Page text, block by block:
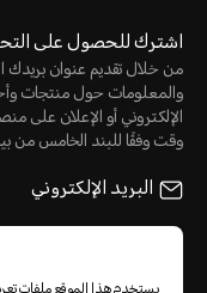
اشترك للحصول على
من خلال تقديم عنوان بريدك
الإلكتروني أو الإعلان على
وقت وفقًا للبند الخامس من
البريد الإلكتروني